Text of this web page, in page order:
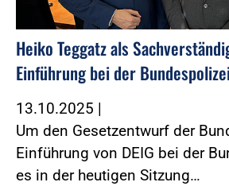
Heiko Teggatz als
Einführung bei der Bundespolizei
13.10.2025 |
Um den Gesetzentwurf der
Einführung von DEIG bei der
es in der heutigen Sitzung…